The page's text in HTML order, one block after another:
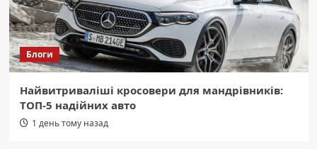
Блоги
Найвитриваліші кросовери для мандрівників:
ТОП-5 надійних авто
1 день тому назад